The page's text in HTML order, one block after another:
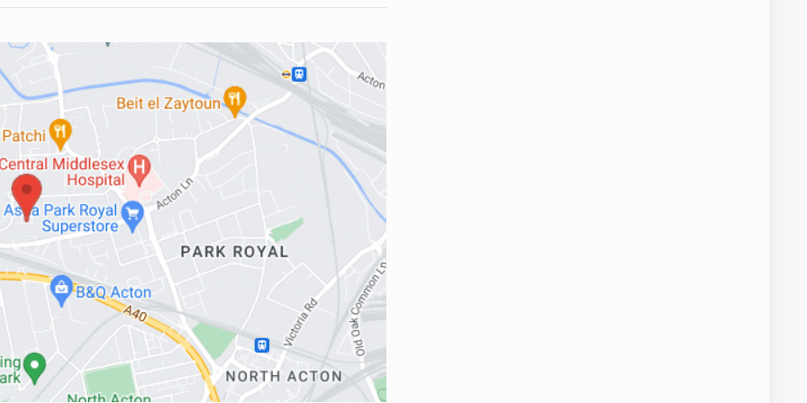
)
woda lub kanalizacja oraz automatyka, elektryka
instalacje c.o i piece ( POWER FLUSH )
), NOWE PRZYLACZA GAZU Z ULICY ORAZ